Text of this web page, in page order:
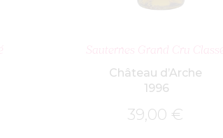
Sauternes Grand Cru Classé
Château d’Arche
1996
39,00 €
AJOUTER AU PANIER